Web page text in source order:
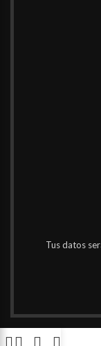
Tus datos